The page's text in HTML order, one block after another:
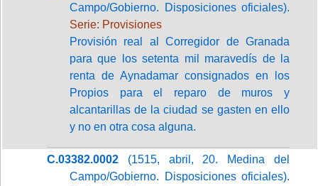
Campo/Gobierno. Disposiciones oficiales).
Serie: Provisiones
Provisión real al Corregidor de Granada
para que los setenta mil maravedís de la
renta de Aynadamar consignados en los
Propios para el reparo de muros y
alcantarillas de la ciudad se gasten en ello
y no en otra cosa alguna.
C.03382.0002 (1515, abril, 20. Medina del
Campo/Gobierno. Disposiciones oficiales).